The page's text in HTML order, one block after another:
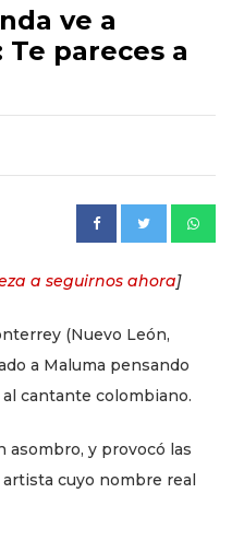
ve a
pareces a
a seguirnos ahora]
(Nuevo León,
a Maluma pensando
cantante colombiano.
asombro, y provocó las
cuyo nombre real